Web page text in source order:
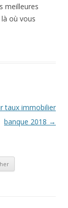
meilleures
où vous
taux immobilier
banque 2018 →